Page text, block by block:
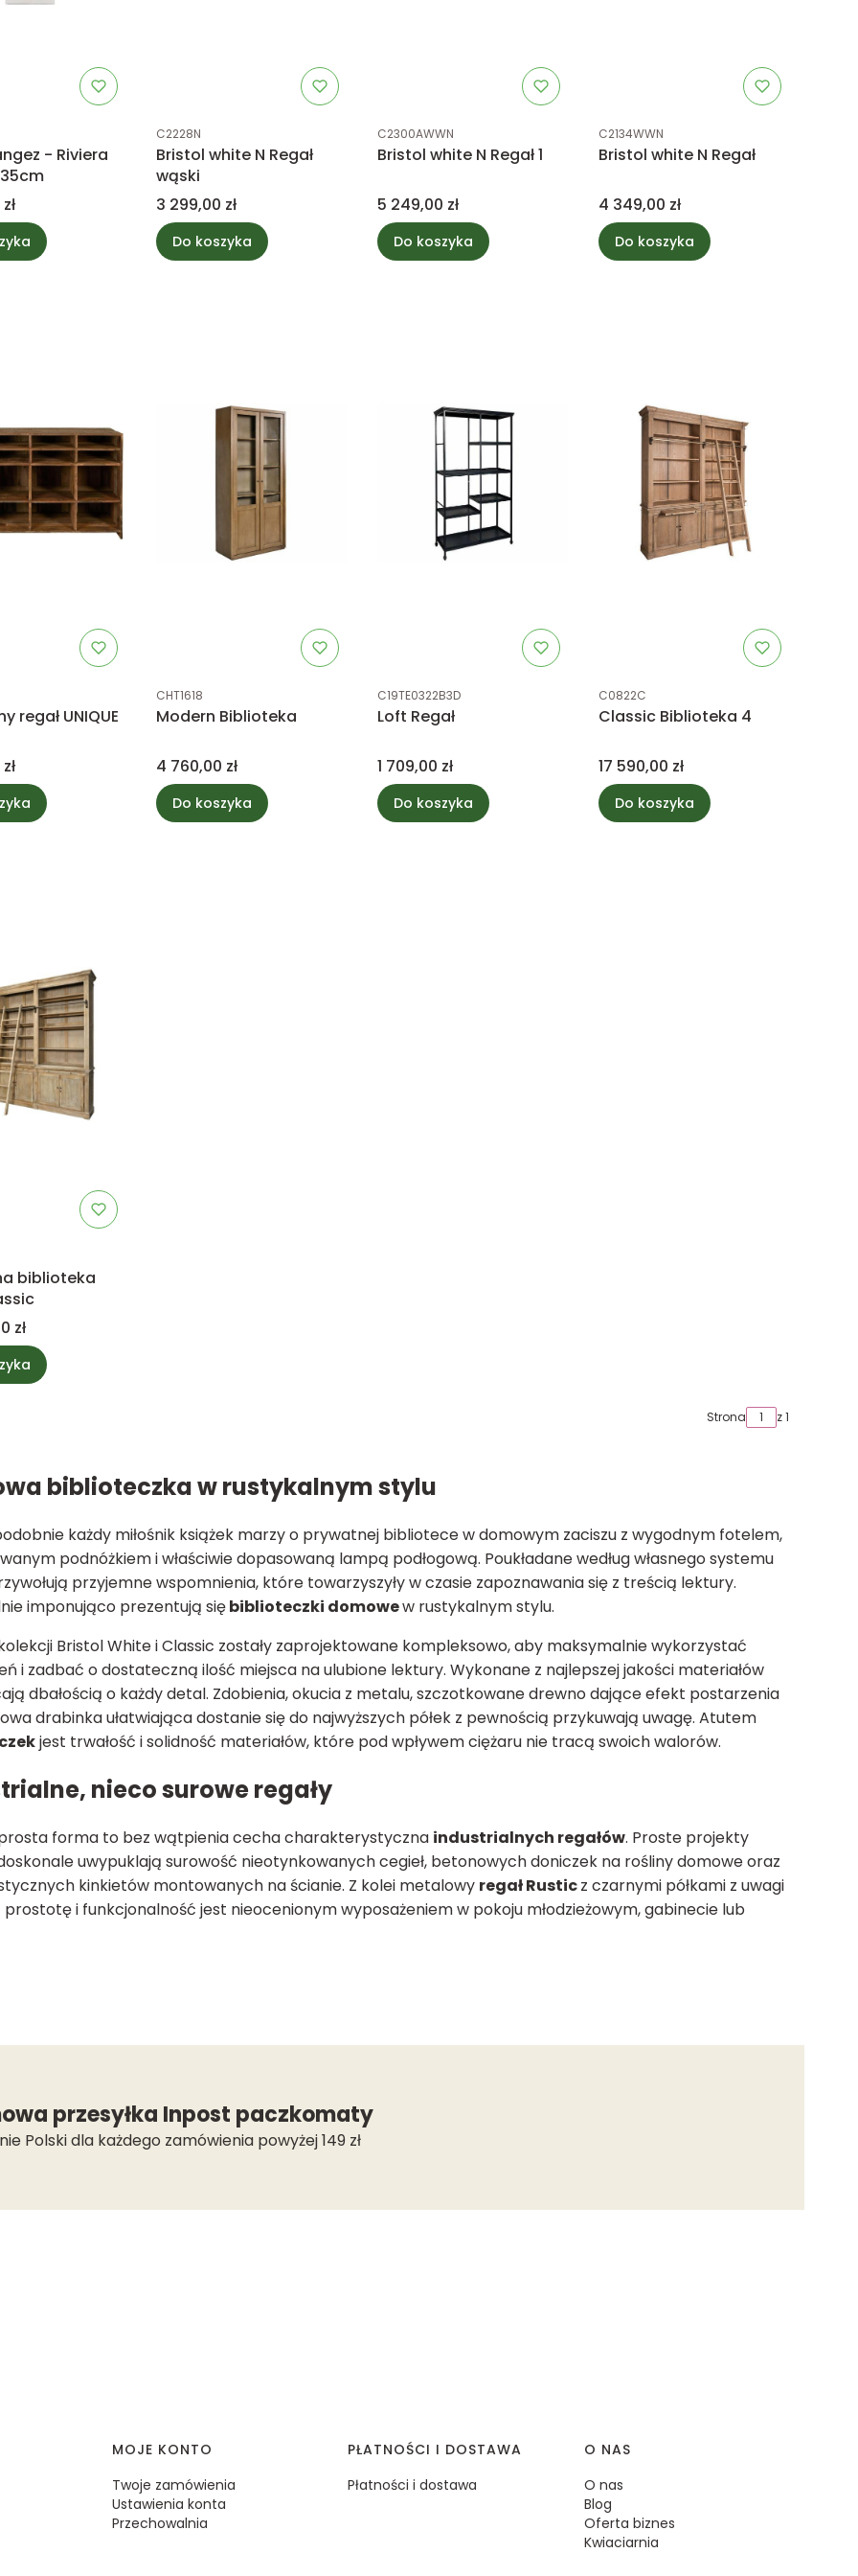
- Riviera
Kod produktu
C2228N
Bristol white N Regał
wąski
Cena
3 299,00 zł
Do koszyka
Kod produktu
C2300AWWN
Bristol white N Regał 1
Cena
5 249,00 zł
Do koszyka
Kod produktu
C2134WWN
Bristol white N Regał
Cena
4 349,00 zł
Do koszyka
regał UNIQUE
Kod produktu
CHT1618
Modern Biblioteka
Cena
4 760,00 zł
Do koszyka
Kod produktu
C19TE0322B3D
Loft Regał
Cena
1 709,00 zł
Do koszyka
Kod produktu
C0822C
Classic Biblioteka 4
Cena
17 590,00 zł
Do koszyka
biblioteka
zł
Strona z 1
biblioteczka w rustykalnym stylu
każdy miłośnik książek marzy o prywatnej bibliotece w domowym zaciszu z wygodnym fotelem,
podnóżkiem i właściwie dopasowaną lampą podłogową. Poukładane według własnego systemu
przyjemne wspomnienia, które towarzyszyły w czasie zapoznawania się z treścią lektury.
imponująco prezentują siębiblioteczki domowew rustykalnym stylu.
Bristol White i Classic zostały zaprojektowane kompleksowo, aby maksymalnie wykorzystać
i zadbać o dostateczną ilość miejsca na ulubione lektury. Wykonane z najlepszej jakości materiałów
dbałością o każdy detal. Zdobienia, okucia z metalu, szczotkowane drewno dające efekt postarzenia
drabinka ułatwiająca dostanie się do najwyższych półek z pewnością przykuwają uwagę. Atutem
jest trwałość i solidność materiałów, które pod wpływem ciężaru nie tracą swoich walorów.
nieco surowe regały
forma to bez wątpienia cecha charakterystyczna industrialnych regałów. Proste projekty
uwypuklają surowość nieotynkowanych cegieł, betonowych doniczek na rośliny domoweoraz
kinkietów montowanych na ścianie. Z kolei metalowy regał Rusticz czarnymi półkami z uwagi
prostotę i funkcjonalność jest nieocenionym wyposażeniem w pokoju młodzieżowym, gabinecie lub
przesyłka Inpost paczkomaty
Polski dla każdego zamówienia powyżej 149 zł
MOJE KONTO
Twoje zamówienia
Ustawienia konta
Przechowalnia
PŁATNOŚCI I DOSTAWA
Płatności i dostawa
O NAS
O nas
Blog
Oferta biznes
Kwiaciarnia